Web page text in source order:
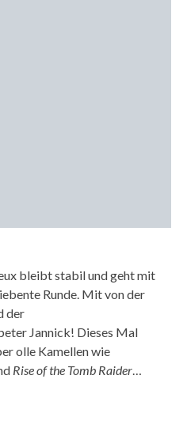
bleibt stabil und geht mit
Runde. Mit von der
der
Jannick! Dieses Mal
olle Kamellen wie
Rise of the Tomb Raider…